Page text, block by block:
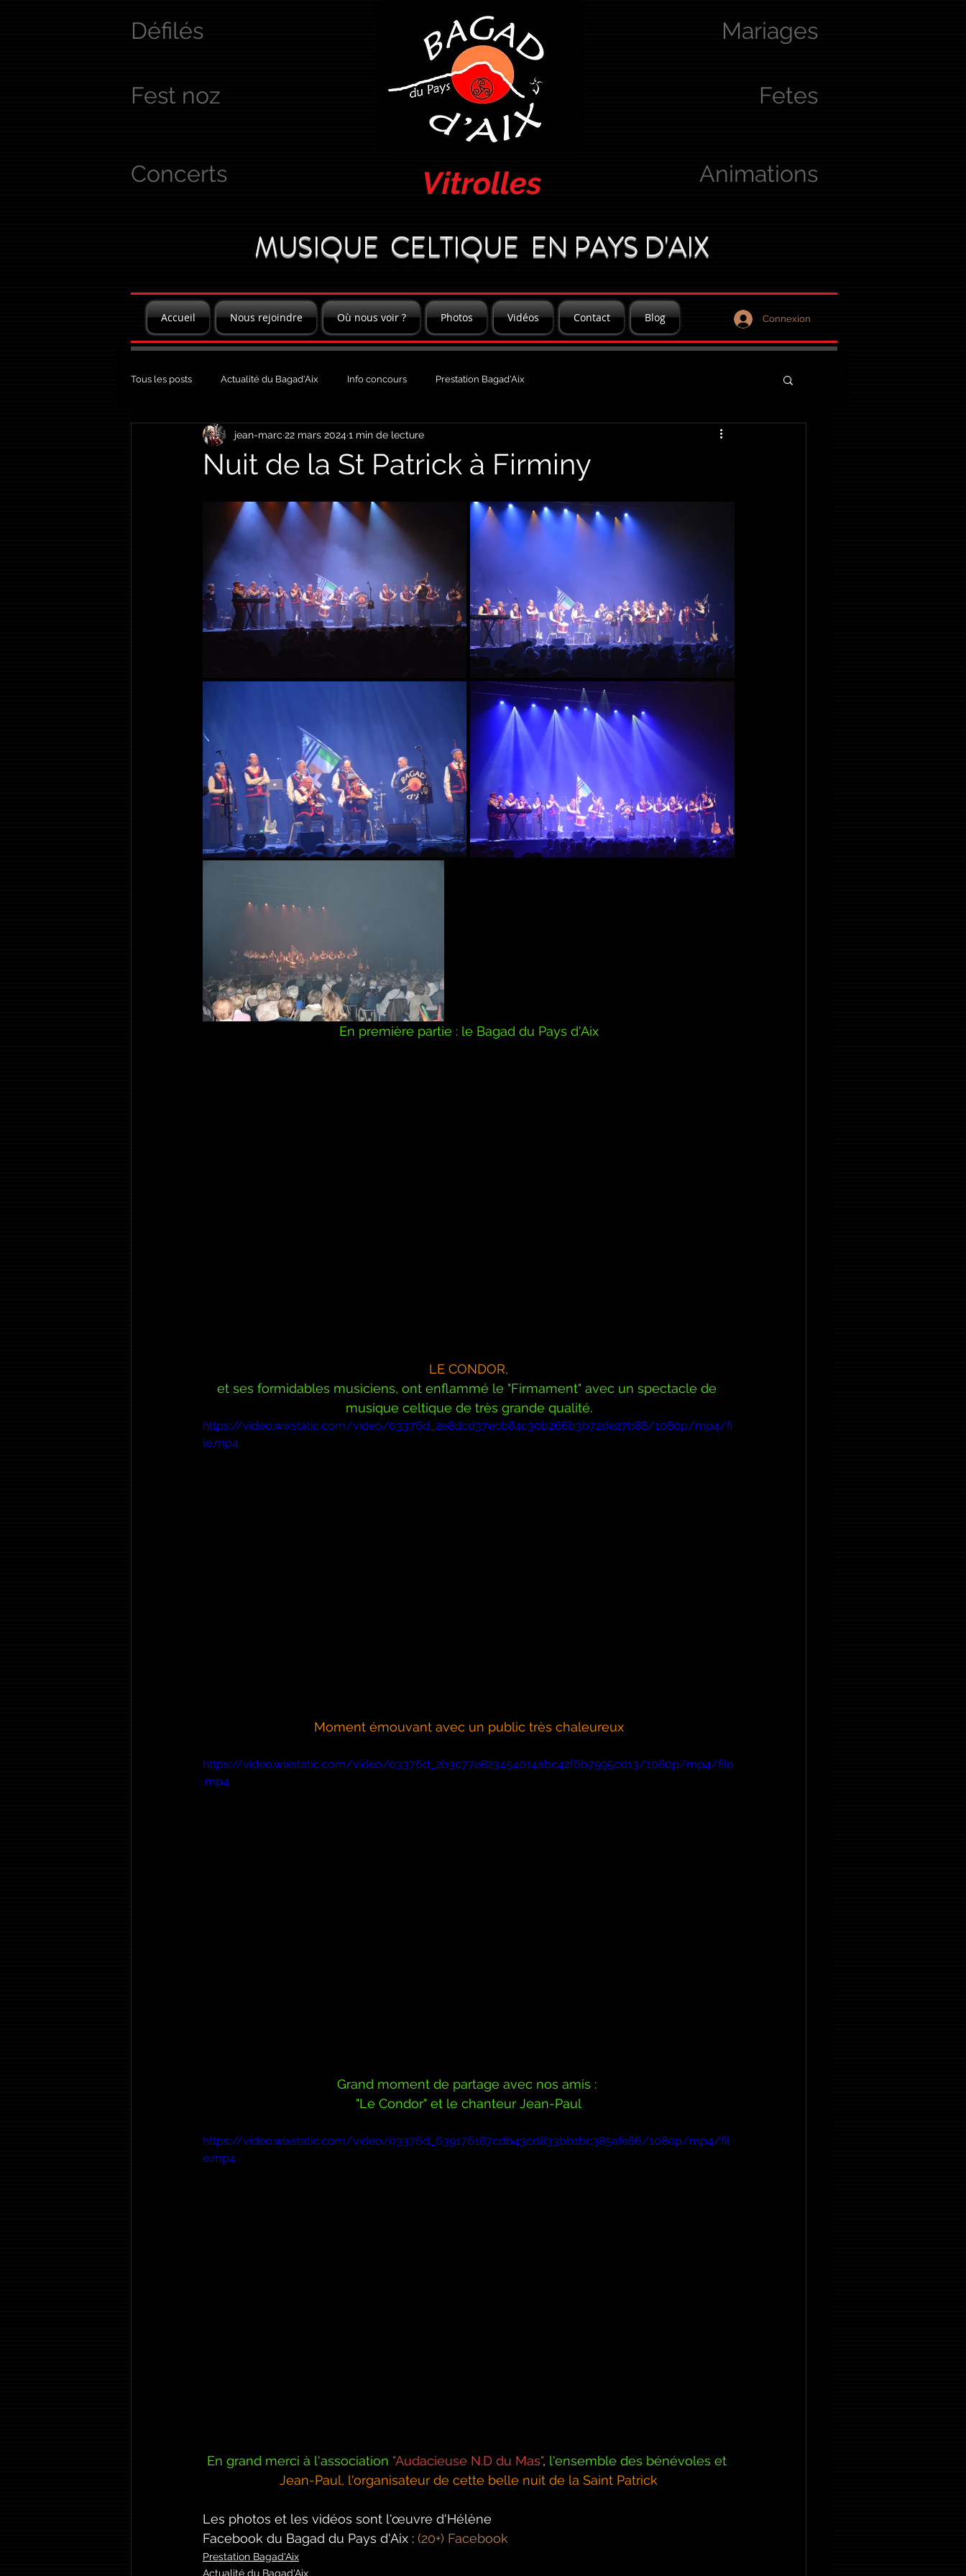
Défilés
Fest noz
Mariages
Fetes
Concerts Vitrolles Animations
MUSIQUE CELTIQUE EN PAYS D'AIX
Accueil Nous rejoindre Où nous voir ? Photos Vidéos Contact Blog Connexion
Tous les posts Actualité du Bagad'Aix Info concours Prestation Bagad'Aix
Nuit de la St Patrick à Firminy
jean-marc 22 mars 20241 min de lecture
En première partie : le Bagad du Pays d'Aix
LE CONDOR,
et ses formidables musiciens, ont enflammé le "Firmament" avec un spectacle de
musique celtique de très grande qualité.
https://video.wixstatic.com/video/03376d_2e8dcd37ecb84c30b266b3b72de27b88/1080p/mp4/fi
le.mp4
Moment émouvant avec un public très chaleureux
https://video.wixstatic.com/video/03376d_2b3c77e823454014abc42f6b7995c013/1080p/mp4/file
.mp4
Grand moment de partage avec nos amis :
"Le Condor" et le chanteur Jean-Paul
https://video.wixstatic.com/video/03376d_639176187cdb43cd833bb1bc385afe86/1080p/mp4/fil
e.mp4
En grand merci à l'association "Audacieuse N.D du Mas", l'ensemble des bénévoles et
Jean-Paul, l'organisateur de cette belle nuit de la Saint Patrick
Les photos et les vidéos sont l'œuvre d'Hélène
Facebook du Bagad du Pays d'Aix : (20+) Facebook
Prestation Bagad'Aix
Actualité du Bagad'Aix